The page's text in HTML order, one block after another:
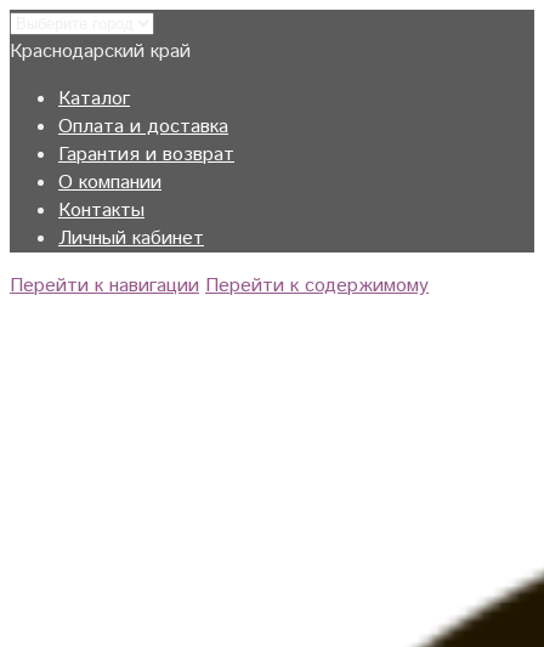
Краснодарский край
Каталог
Оплата и доставка
Гарантия и возврат
О компании
Контакты
Личный кабинет
Перейти к навигации Перейти к содержимому